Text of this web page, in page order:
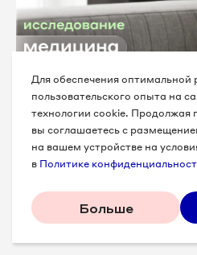
Для обеспечения оптимальной
пользовательского опыта на
технологии cookie. Продолжая
вы соглашаетесь с
на вашем устройстве на
в Политике
Больше
Диагностика